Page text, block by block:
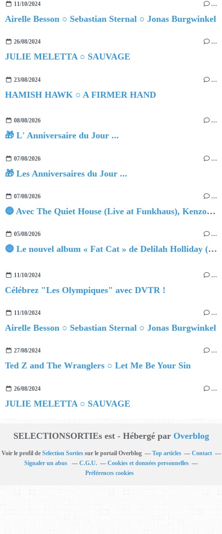
11/10/2024 …
Airelle Besson ○ Sebastian Sternal ○ Jonas Burgwinkel
26/08/2024 …
JULIE MELETTA ○ SAUVAGE
23/08/2024 …
HAMISH HAWK ○ A FIRMER HAND
08/08/2026 …
🎁 L' Anniversaire du Jour ...
07/08/2026 …
🎁 Les Anniversaires du Jour ...
07/08/2026 …
🔵 Avec The Quiet House (Live at Funkhaus), Kenzo Zurzolo livre une performance aussi intense qu'envoûtante.
05/08/2026 …
🔵 Le nouvel album « Fat Cat » de Delilah Holliday (sortie le 30 Octobre 2026)
11/10/2024 …
Célébrez "Les Olympiques" avec DVTR !
11/10/2024 …
Airelle Besson ○ Sebastian Sternal ○ Jonas Burgwinkel
27/08/2024 …
Ted Z and The Wranglers ○ Let Me Be Your Sin
26/08/2024 …
JULIE MELETTA ○ SAUVAGE
SELECTIONSORTIEs est - Hébergé par Overblog
Voir le profil de Selection Sortiessur le portail Overblog Top articles
Contact
Signaler un abus
C.G.U.
Cookies et données personnelles
Préférences cookies